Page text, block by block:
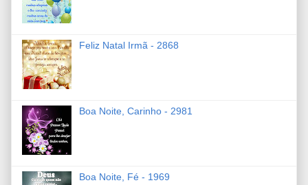
Feliz Natal Irmã - 2868
Boa Noite, Carinho - 2981
Boa Noite, Fé - 1969